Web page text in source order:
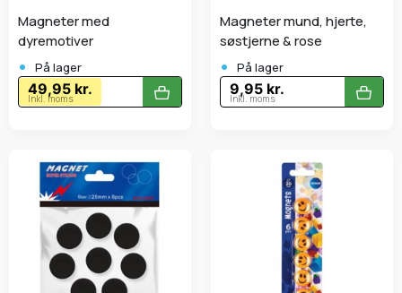
Magneter med
dyremotiver
• På lager
49,95 kr.
Inkl. moms
Magneter mund, hjerte,
søstjerne & rose
• På lager
9,95 kr.
Inkl. moms